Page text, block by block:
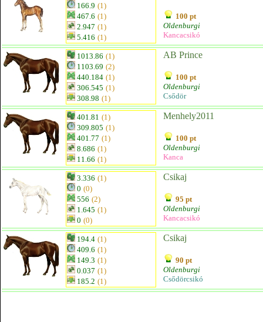
166.9 (1)
467.6 (1)
2.947 (1)
5.416 (1)
100 pt
Oldenburgi
Kancacsikó
1013.86 (1)
1103.69 (2)
440.184 (1)
306.545 (1)
308.98 (1)
AB Prince
100 pt
Oldenburgi
Csődör
401.81 (1)
309.805 (1)
401.77 (1)
8.686 (1)
11.66 (1)
Menhely2011
100 pt
Oldenburgi
Kanca
3.336 (1)
0 (0)
556 (2)
1.645 (1)
0 (0)
Csikaj
95 pt
Oldenburgi
Kancacsikó
194.4 (1)
409.6 (1)
149.3 (1)
0.037 (1)
185.2 (1)
Csikaj
90 pt
Oldenburgi
Csődörcsikó